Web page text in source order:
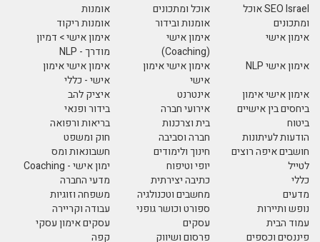
SEO Israel אוכל
ומתכונים
אוכל ומתכונים
אומנות
אומנות ובידור
אומנות ריקוד
אימון אישי
אימון אישי
(Coaching)
אימון אישי > דמיון
מודרך - NLP
אימון אישי NLP
אימון אישי אימון
אישי
אימון אישי אימון
אישי - כללי
אימון אישי אימון
ביחסים בין אישיים
אינטרנט
איציק להב
אירועי חברה
בידור ופנאי
ביטוח
בית וצרכנות
בריאות ורפואה
הודעות לעיתונות
חברה וסביבה
חוק ומשפט
חושבים איפה רוצים
לטייל
חינוך ולימודים
חשבונאות ומס
יופי וטיפוח
ימון אישי - Coaching
כללי
כתיבה יצירתית
מדעי החברה
מדעים
מחשבים וטכנולגיה
משפחה וזוגיות
נופש ותיירות
ספורט וכושר גופני
עבודה וקריירה
עמוד הבית
עסקים
עסקים אימון עסקי
פיננסים וכספים
פרסום ושיווק קפה